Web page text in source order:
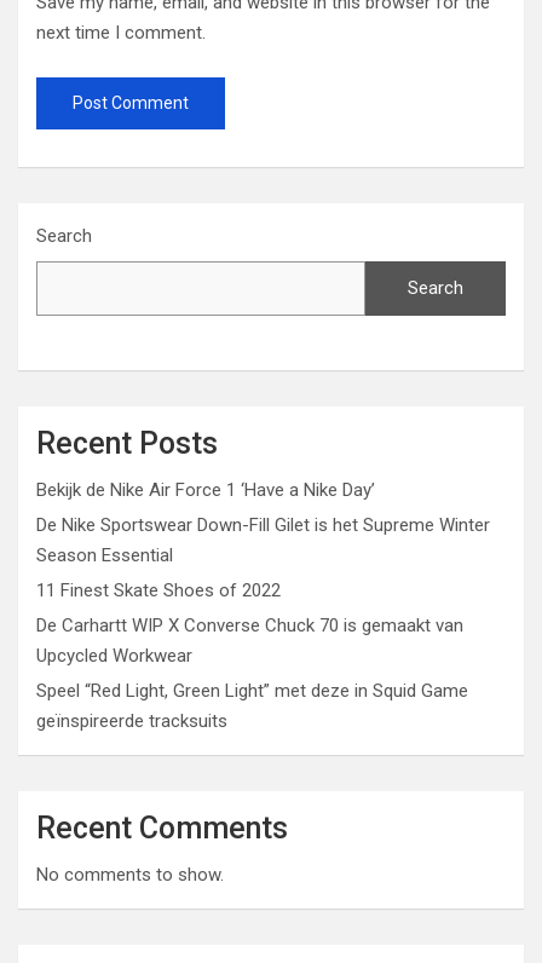
next time I comment.
Search
Search
Recent Posts
Bekijk de Nike Air Force 1 ‘Have a Nike Day’
De Nike Sportswear Down-Fill Gilet is het Supreme Winter
Season Essential
11 Finest Skate Shoes of 2022
De Carhartt WIP X Converse Chuck 70 is gemaakt van
Upcycled Workwear
Speel “Red Light, Green Light” met deze in Squid Game
geïnspireerde tracksuits
Recent Comments
No comments to show.